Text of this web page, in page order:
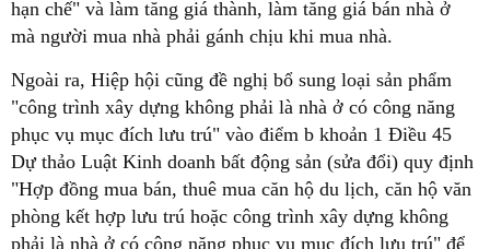
hạn chế" và làm tăng giá thành, làm tăng giá bán nhà ở
mà người mua nhà phải gánh chịu khi mua nhà.
Ngoài ra, Hiệp hội cũng đề nghị bổ sung loại sản phẩm
"công trình xây dựng không phải là nhà ở có công năng
phục vụ mục đích lưu trú" vào điểm b khoản 1 Điều 45
Dự thảo Luật Kinh doanh bất động sản (sửa đổi) quy định
"Hợp đồng mua bán, thuê mua căn hộ du lịch, căn hộ văn
phòng kết hợp lưu trú hoặc công trình xây dựng không
phải là nhà ở có công năng phục vụ mục đích lưu trú" để